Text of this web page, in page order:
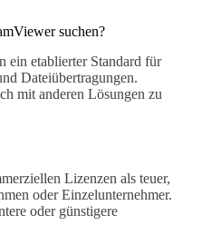
suchen?
ein etablierter Standard für
Dateiübertragungen.
mit anderen Lösungen zu
Lizenzen als teuer,
oder Einzelunternehmer.
oder günstigere